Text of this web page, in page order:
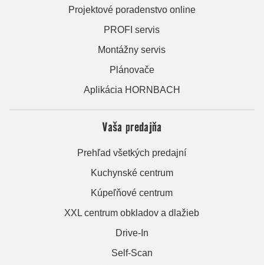
Projektové poradenstvo online
PROFI servis
Montážny servis
Plánovače
Aplikácia HORNBACH
Vaša predajňa
Prehľad všetkých predajní
Kuchynské centrum
Kúpeľňové centrum
XXL centrum obkladov a dlažieb
Drive-In
Self-Scan